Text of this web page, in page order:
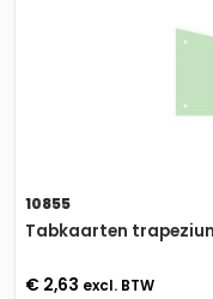
10855
Tabkaarten
€ 2,63 excl. BTW